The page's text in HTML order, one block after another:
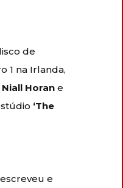
de
1 na Irlanda,
Horan e
‘The
escreveu e